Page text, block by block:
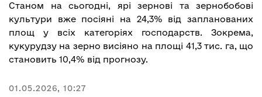
Станом на сьогодні, ярі зернові та зернобобові
культури вже посіяні на 24,3% від запланованих
площ у всіх категоріях господарств. Зокрема,
кукурудзу на зерно висіяно на площі 41,3 тис. га, що
становить 10,4% від прогнозу.
01.05.2026, 10:27